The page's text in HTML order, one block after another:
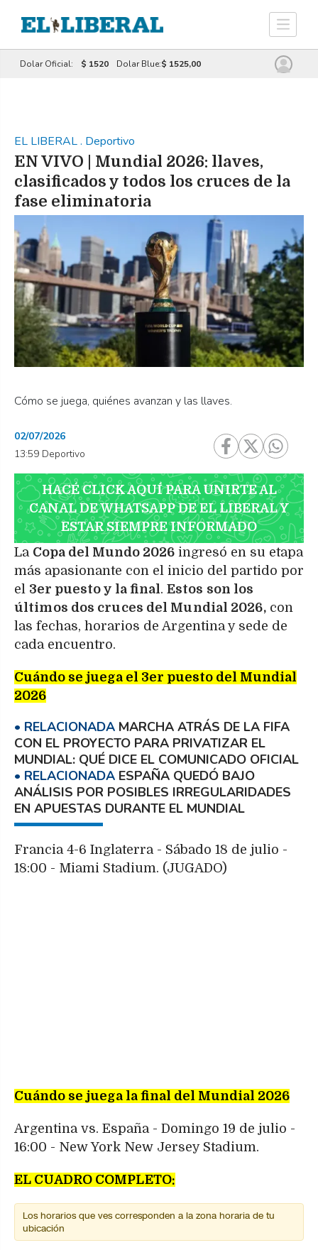
Dolar Oficial: $ 1520 Dolar Blue:$ 1525,00
EL LIBERAL. Deportivo
EN VIVO | Mundial 2026: llaves,
clasificados y todos los cruces de la
fase eliminatoria
Cómo se juega, quiénes avanzan y las llaves.
02/07/2026
13:59 Deportivo
HACÉ CLICK AQUÍ PARA UNIRTE AL
CANAL DE WHATSAPP DE EL LIBERAL Y
ESTAR SIEMPRE INFORMADO
La Copa del Mundo 2026 ingresó en su etapa
más apasionante con el inicio del partido por
el 3er puesto y la final. Estos son los
últimos dos cruces del Mundial 2026,con
las fechas, horarios de Argentina y sede de
cada encuentro.
Cuándo se juega el 3er puesto del Mundial
2026
MARCHA ATRÁS DE LA FIFA
CON EL PROYECTO PARA PRIVATIZAR EL
MUNDIAL: QUÉ DICE EL COMUNICADO OFICIAL
ESPAÑA QUEDÓ BAJO
ANÁLISIS POR POSIBLES IRREGULARIDADES
EN APUESTAS DURANTE EL MUNDIAL
Francia 4-6 Inglaterra - Sábado 18 de julio -
18:00 - Miami Stadium. (JUGADO)
Cuándo se juega la final del Mundial 2026
Argentina vs. España - Domingo 19 de julio -
16:00 - New York New Jersey Stadium.
EL CUADRO COMPLETO: